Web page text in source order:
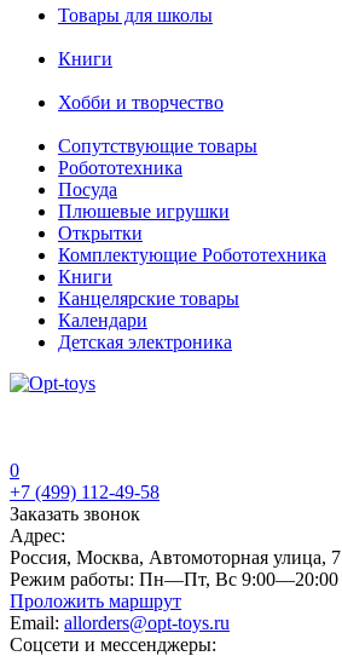
Товары для школы
Книги
Хобби и творчество
Сопутствующие товары
Робототехника
Посуда
Плюшевые игрушки
Открытки
Комплектующие Робототехника
Книги
Канцелярские товары
Календари
Детская электроника
0
+7 (499) 112-49-58
Заказать звонок
Адрес:
Россия, Москва, Автомоторная улица, 7
Режим работы: Пн—Пт, Вс 9:00—20:00
Проложить маршрут
Email: allorders@opt-toys.ru
Соцсети и мессенджеры: